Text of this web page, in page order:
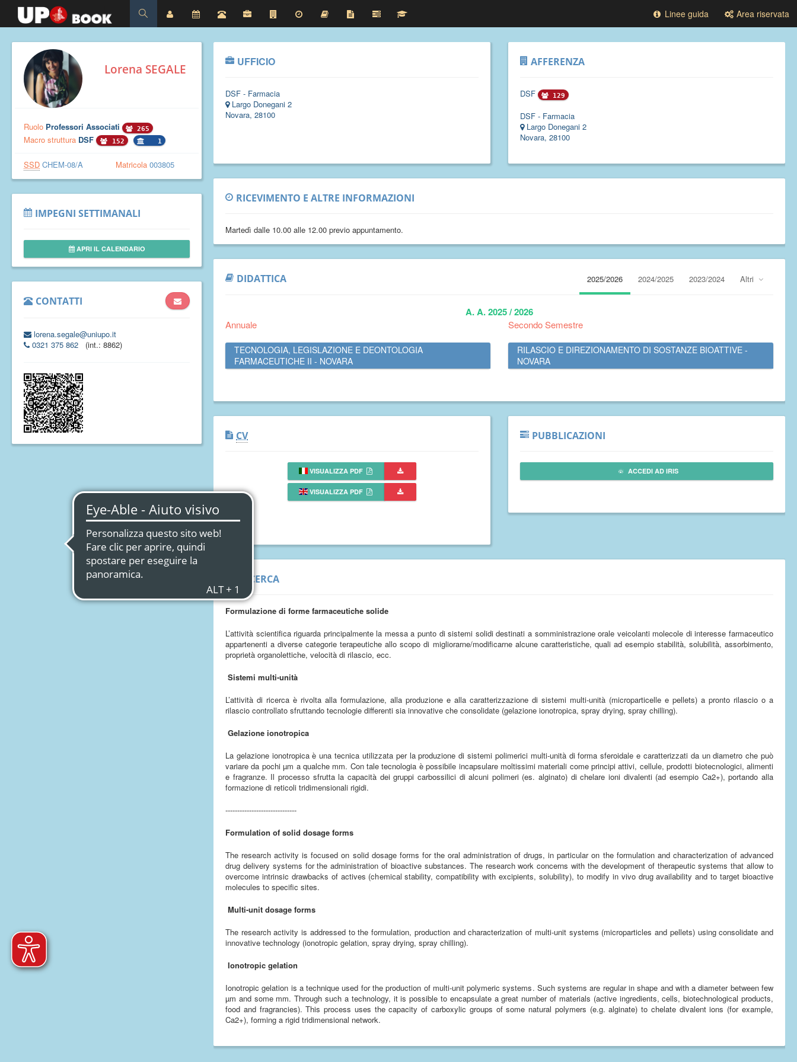
Linee guida Area riservata
Lorena SEGALE
Ruolo Professori Associati 265
Macro struttura DSF 152 1
SSD CHEM-08/A Matricola 003805
IMPEGNI SETTIMANALI
APRI IL CALENDARIO
CONTATTI
lorena.segale@uniupo.it
0321 375 862
(int.: 8862)
UFFICIO
DSF - Farmacia
Largo Donegani 2
Novara, 28100
AFFERENZA
DSF 129
DSF - Farmacia
Largo Donegani 2
Novara, 28100
RICEVIMENTO E ALTRE INFORMAZIONI
Martedì dalle 10.00 alle 12.00 previo appuntamento.
DIDATTICA 2025/2026 2024/2025 2023/2024 Altri
A. A. 2025 / 2026
Annuale
TECNOLOGIA, LEGISLAZIONE E DEONTOLOGIA
FARMACEUTICHE II - NOVARA
Secondo Semestre
RILASCIO E DIREZIONAMENTO DI SOSTANZE BIOATTIVE -
NOVARA
CV
VISUALIZZA PDF
VISUALIZZA PDF
PUBBLICAZIONI
ACCEDI AD IRIS
RICERCA
Formulazione di forme farmaceutiche solide
L’attività scientifica riguarda principalmente la messa a punto di sistemi solidi destinati a somministrazione orale veicolanti molecole di interesse farmaceutico
appartenenti a diverse categorie terapeutiche allo scopo di migliorarne/modificarne alcune caratteristiche, quali ad esempio stabilità, solubilità, assorbimento,
proprietà organolettiche, velocità di rilascio, ecc.
Sistemi multi-unità
L’attività di ricerca è rivolta alla formulazione, alla produzione e alla caratterizzazione di sistemi multi-unità (microparticelle e pellets) a pronto rilascio o a
rilascio controllato sfruttando tecnologie differenti sia innovative che consolidate (gelazione ionotropica, spray drying, spray chilling).
Gelazione ionotropica
La gelazione ionotropica è una tecnica utilizzata per la produzione di sistemi polimerici multi-unità di forma sferoidale e caratterizzati da un diametro che può
variare da pochi µm a qualche mm. Con tale tecnologia è possibile incapsulare moltissimi materiali come principi attivi, cellule, prodotti biotecnologici, alimenti
e fragranze. Il processo sfrutta la capacità dei gruppi carbossilici di alcuni polimeri (es. alginato) di chelare ioni divalenti (ad esempio Ca2+), portando alla
formazione di reticoli tridimensionali rigidi.
------------------------------
Formulation of solid dosage forms
The research activity is focused on solid dosage forms for the oral administration of drugs, in particular on the formulation and characterization of advanced
drug delivery systems for the administration of bioactive substances. The research work concerns with the development of therapeutic systems that allow to
overcome intrinsic drawbacks of actives (chemical stability, compatibility with excipients, solubility), to modify in vivo drug availability and to target bioactive
molecules to specific sites.
Multi-unit dosage forms
The research activity is addressed to the formulation, production and characterization of multi-unit systems (microparticles and pellets) using consolidate and
innovative technology (ionotropic gelation, spray drying, spray chilling).
Ionotropic gelation
Ionotropic gelation is a technique used for the production of multi-unit polymeric systems. Such systems are regular in shape and with a diameter between few
µm and some mm. Through such a technology, it is possible to encapsulate a great number of materials (active ingredients, cells, biotechnological products,
food and fragrancies). This process uses the capacity of carboxylic groups of some natural polymers (e.g. alginate) to chelate divalent ions (for example,
Ca2+), forming a rigid tridimensional network.